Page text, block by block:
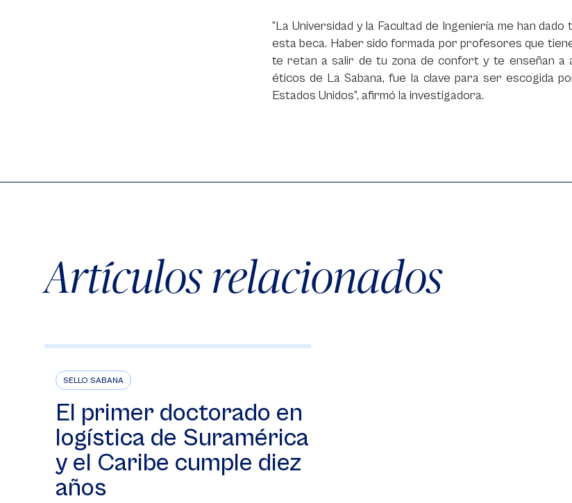
“La Universidad y la Facultad de Ingeniería me han
esta beca. Haber sido formada por profesores que
te retan a salir de tu zona de confort y te enseñan a
éticos de La Sabana, fue la clave para ser escogida
Estados Unidos”, afirmó la investigadora.
Artículos relacionados
SELLO SABANA
El primer doctorado en
logística de Suramérica
y el Caribe cumple diez
años